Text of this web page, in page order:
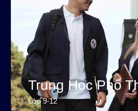
Trung Học Phổ
Lớp 9-12